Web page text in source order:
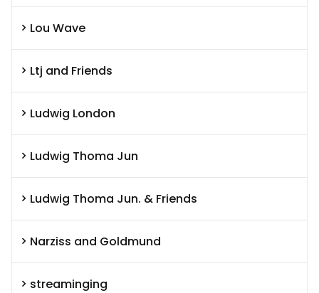
Lou Wave
Ltj and Friends
Ludwig London
Ludwig Thoma Jun
Ludwig Thoma Jun. & Friends
Narziss and Goldmund
streaminging